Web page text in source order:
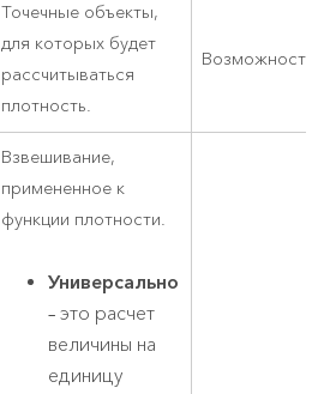
Точечные объекты,
для которых будет
рассчитываться
плотность.
Возможности
Взвешивание,
примененное к
функции плотности.
Универсально
– это расчет
величины на
единицу